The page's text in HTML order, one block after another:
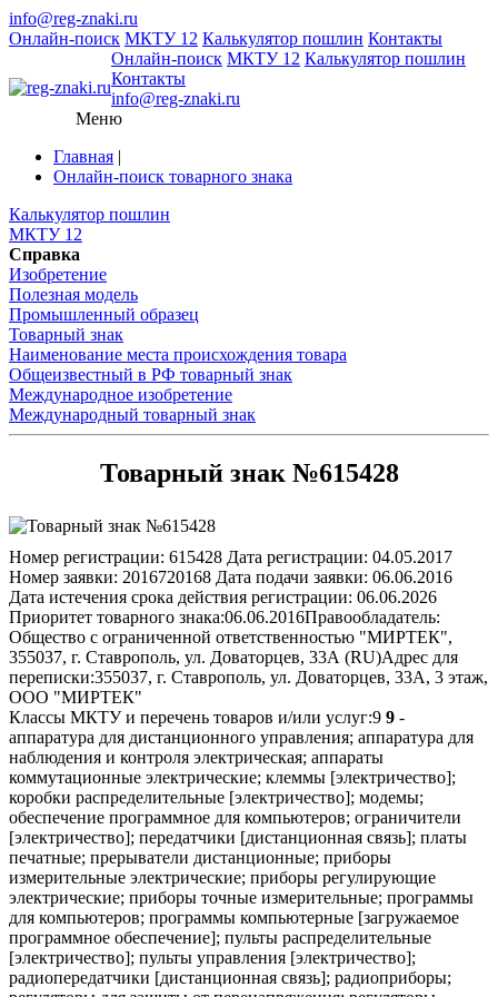
info@reg-znaki.ru
Онлайн-поиск МКТУ 12 Калькулятор пошлин Контакты
Онлайн-поиск МКТУ 12 Калькулятор пошлин
Контакты
info@reg-znaki.ru
Меню
Главная |
Онлайн-поиск товарного знака
Калькулятор пошлин
МКТУ 12
Справка
Изобретение
Полезная модель
Промышленный образец
Товарный знак
Наименование места происхождения товара
Общеизвестный в РФ товарный знак
Международное изобретение
Международный товарный знак
Товарный знак №615428
Номер регистрации: 615428 Дата регистрации: 04.05.2017
Номер заявки: 2016720168 Дата подачи заявки: 06.06.2016
Дата истечения срока действия регистрации: 06.06.2026
Приоритет товарного знака:06.06.2016Правообладатель:
Общество с ограниченной ответственностью "МИРТЕК",
355037, г. Ставрополь, ул. Доваторцев, 33А (RU)Адрес для
переписки:355037, г. Ставрополь, ул. Доваторцев, 33А, 3 этаж,
ООО "МИРТЕК"
Классы МКТУ и перечень товаров и/или услуг:9 9 -
аппаратура для дистанционного управления; аппаратура для
наблюдения и контроля электрическая; аппараты
коммутационные электрические; клеммы [электричество];
коробки распределительные [электричество]; модемы;
обеспечение программное для компьютеров; ограничители
[электричество]; передатчики [дистанционная связь]; платы
печатные; прерыватели дистанционные; приборы
измерительные электрические; приборы регулирующие
электрические; приборы точные измерительные; программы
для компьютеров; программы компьютерные [загружаемое
программное обеспечение]; пульты распределительные
[электричество]; пульты управления [электричество];
радиопередатчики [дистанционная связь]; радиоприборы;